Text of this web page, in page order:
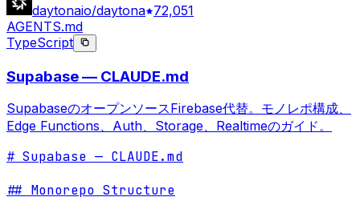
daytonaio/daytona 72,051
AGENTS.md
TypeScript
Supabase — CLAUDE.md
SupabaseのオープンソースFirebase代替。モノレポ構成、
Edge Functions、Auth、Storage、Realtimeのガイド。
# Supabase — CLAUDE.md
## Monorepo Structure